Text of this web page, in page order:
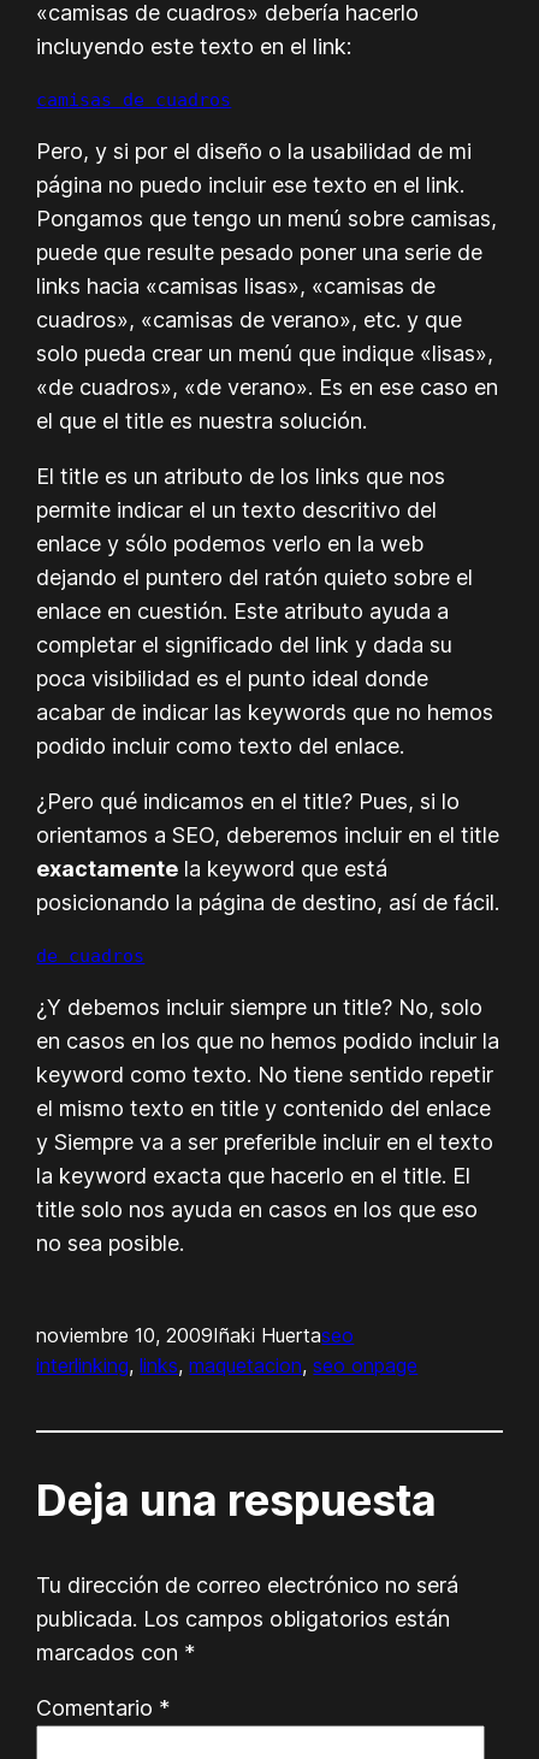
«camisas de cuadros» debería hacerlo
incluyendo este texto en el link:
camisas de cuadros
Pero, y si por el diseño o la usabilidad de mi
página no puedo incluir ese texto en el link.
Pongamos que tengo un menú sobre camisas,
puede que resulte pesado poner una serie de
links hacia «camisas lisas», «camisas de
cuadros», «camisas de verano», etc. y que
solo pueda crear un menú que indique «lisas»,
«de cuadros», «de verano». Es en ese caso en
el que el title es nuestra solución.
El title es un atributo de los links que nos
permite indicar el un texto descritivo del
enlace y sólo podemos verlo en la web
dejando el puntero del ratón quieto sobre el
enlace en cuestión. Este atributo ayuda a
completar el significado del link y dada su
poca visibilidad es el punto ideal donde
acabar de indicar las keywords que no hemos
podido incluir como texto del enlace.
¿Pero qué indicamos en el title? Pues, si lo
orientamos a SEO, deberemos incluir en el title
exactamente la keyword que está
posicionando la página de destino, así de fácil.
de cuadros
¿Y debemos incluir siempre un title? No, solo
en casos en los que no hemos podido incluir la
keyword como texto. No tiene sentido repetir
el mismo texto en title y contenido del enlace
y Siempre va a ser preferible incluir en el texto
la keyword exacta que hacerlo en el title. El
title solo nos ayuda en casos en los que eso
no sea posible.
noviembre 10, 2009Iñaki Huertaseo
interlinking, links, maquetacion, seo onpage
Deja una respuesta
Tu dirección de correo electrónico no será
publicada. Los campos obligatorios están
marcados con *
Comentario *